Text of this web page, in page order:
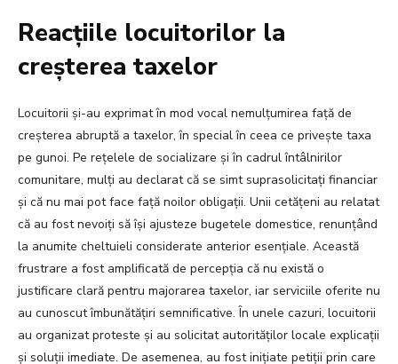
Reacțiile locuitorilor la
creșterea taxelor
Locuitorii și-au exprimat în mod vocal nemulțumirea față de
creșterea abruptă a taxelor, în special în ceea ce privește taxa
pe gunoi. Pe rețelele de socializare și în cadrul întâlnirilor
comunitare, mulți au declarat că se simt suprasolicitați financiar
și că nu mai pot face față noilor obligații. Unii cetățeni au relatat
că au fost nevoiți să își ajusteze bugetele domestice, renunțând
la anumite cheltuieli considerate anterior esențiale. Această
frustrare a fost amplificată de percepția că nu există o
justificare clară pentru majorarea taxelor, iar serviciile oferite nu
au cunoscut îmbunătățiri semnificative. În unele cazuri, locuitorii
au organizat proteste și au solicitat autorităților locale explicații
și soluții imediate. De asemenea, au fost inițiate petiții prin care